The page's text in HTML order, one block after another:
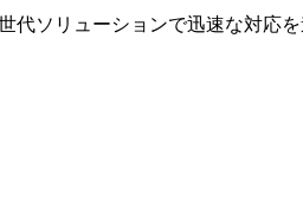
代ソリューションで迅速な対応